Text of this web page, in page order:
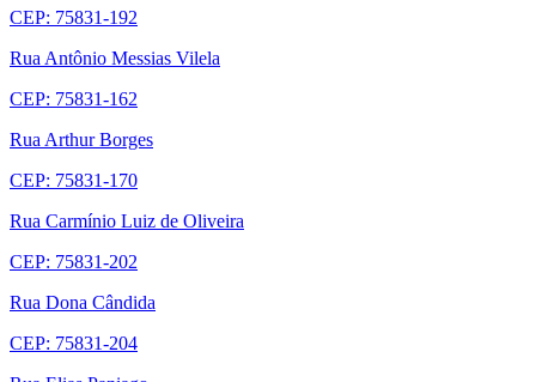
CEP: 75831-192
Rua Antônio Messias Vilela
CEP: 75831-162
Rua Arthur Borges
CEP: 75831-170
Rua Carmínio Luiz de Oliveira
CEP: 75831-202
Rua Dona Cândida
CEP: 75831-204